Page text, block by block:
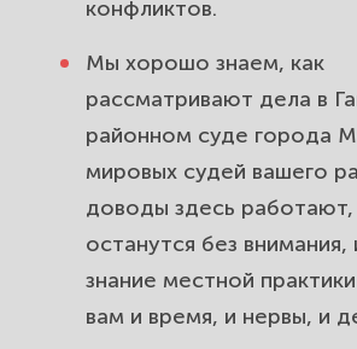
границы.
Выезд юриста по
Гагаринский и
онлайн. Помощь
домом.
Полный спектр
помощи жителям
Гагаринский. Один
конфликтов.
Мы хорошо знаем, как
рассматривают дела в
районном суде города
мировых судей вашего
доводы здесь работают,
останутся без внимания,
знание местной
вам и время, и нервы, и